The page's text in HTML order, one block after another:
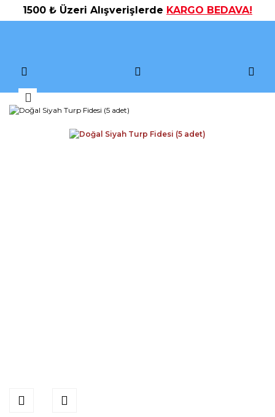
1500 ₺ Üzeri Alışverişlerde KARGO BEDAVA!